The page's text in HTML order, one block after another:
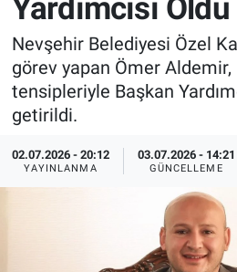
Yardımcısı Oldu
Nevşehir Belediyesi Özel
görev yapan Ömer Aldemir,
tensipleriyle Başkan
getirildi.
02.07.2026 - 20:12
YAYINLANMA
03.07.2026 - 14:21
GÜNCELLEME
Sağlık
Yerel
Genel
Asayiş
İlan - Duyuru- Mesaj
Türkiye Gündemi
Sizden Gelenler
Yaşam
İlan - Duyuru- Mesaj
Türkiye Gündemi
Sizden Gelenler